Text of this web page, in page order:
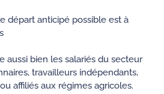
départ anticipé possible est à
aussi bien les salariés du secteur
travailleurs indépendants,
affiliés aux régimes agricoles.